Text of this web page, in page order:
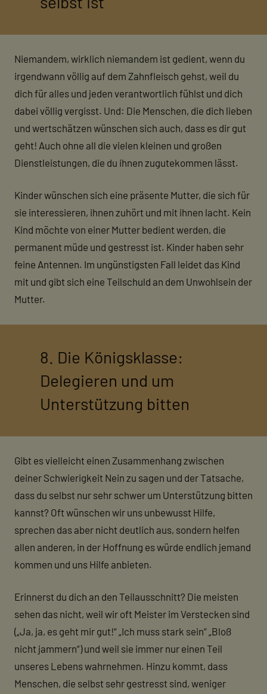
Niemandem, wirklich niemandem ist gedient, wenn du
irgendwann völlig auf dem Zahnfleisch gehst, weil du
dich für alles und jeden verantwortlich fühlst und dich
dabei völlig vergisst. Und: Die Menschen, die dich lieben
und wertschätzen wünschen sich auch, dass es dir gut
geht! Auch ohne all die vielen kleinen und großen
Dienstleistungen, die du ihnen zugutekommen lässt.
Kinder wünschen sich eine präsente Mutter, die sich für
sie interessieren, ihnen zuhört und mit ihnen lacht. Kein
Kind möchte von einer Mutter bedient werden, die
permanent müde und gestresst ist. Kinder haben sehr
feine Antennen. Im ungünstigsten Fall leidet das Kind
mit und gibt sich eine Teilschuld an dem Unwohlsein der
Mutter.
8. Die Königsklasse:
Delegieren und um
Unterstützung bitten
Gibt es vielleicht einen Zusammenhang zwischen
deiner Schwierigkeit Nein zu sagen und der Tatsache,
dass du selbst nur sehr schwer um Unterstützung bitten
kannst? Oft wünschen wir uns unbewusst Hilfe,
sprechen das aber nicht deutlich aus, sondern helfen
allen anderen, in der Hoffnung es würde endlich jemand
kommen und uns Hilfe anbieten.
Erinnerst du dich an den Teilausschnitt? Die meisten
sehen das nicht, weil wir oft Meister im Verstecken sind
(„Ja, ja, es geht mir gut!“ „Ich muss stark sein“ „Bloß
nicht jammern“) und weil sie immer nur einen Teil
unseres Lebens wahrnehmen. Hinzu kommt, dass
Menschen, die selbst sehr gestresst sind, weniger